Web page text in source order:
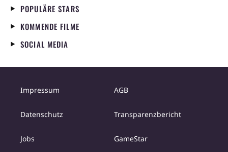
POPULÄRE STARS
KOMMENDE FILME
SOCIAL MEDIA
Impressum AGB
Datenschutz Transparenzbericht
Jobs GameStar